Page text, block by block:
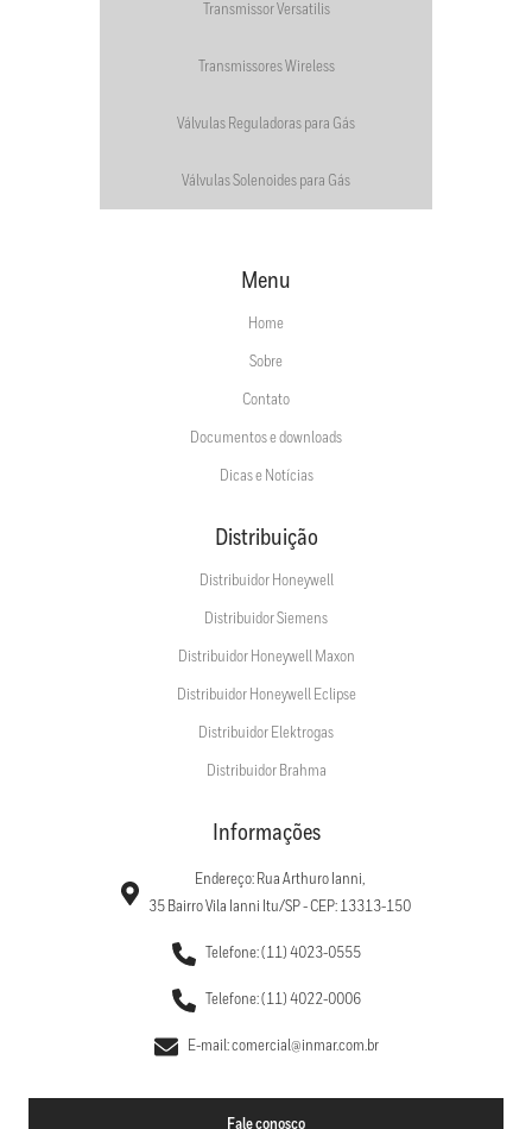
Transmissor Versatilis
Transmissores Wireless
Válvulas Reguladoras para Gás
Válvulas Solenoides para Gás
Menu
Home
Sobre
Contato
Documentos e downloads
Dicas e Notícias
Distribuição
Distribuidor Honeywell
Distribuidor Siemens
Distribuidor Honeywell Maxon
Distribuidor Honeywell Eclipse
Distribuidor Elektrogas
Distribuidor Brahma
Informações
Endereço: Rua Arthuro Ianni,
35 Bairro Vila Ianni Itu/SP - CEP: 13313-150
Telefone: (11) 4023-0555
Telefone: (11) 4022-0006
E-mail: comercial@inmar.com.br
Fale conosco